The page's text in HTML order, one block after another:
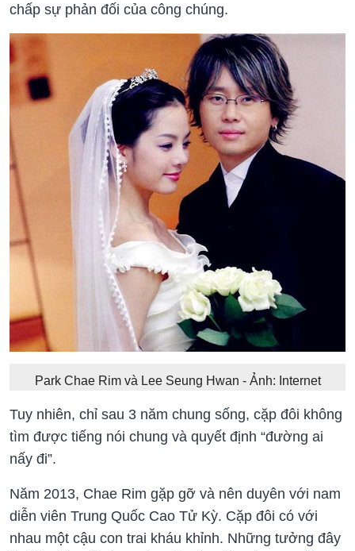
chấp sự phản đối của công chúng.
Park Chae Rim và Lee Seung Hwan - Ảnh: Internet
Tuy nhiên, chỉ sau 3 năm chung sống, cặp đôi không
tìm được tiếng nói chung và quyết định “đường ai
nấy đi”.
Năm 2013, Chae Rim gặp gỡ và nên duyên với nam
diễn viên Trung Quốc Cao Tử Kỳ. Cặp đôi có với
nhau một cậu con trai kháu khỉnh. Những tưởng đây